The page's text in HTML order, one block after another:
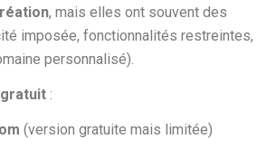
, mais elles ont souvent des
imposée, fonctionnalités restreintes,
personnalisé).
:
(version gratuite mais limitée)